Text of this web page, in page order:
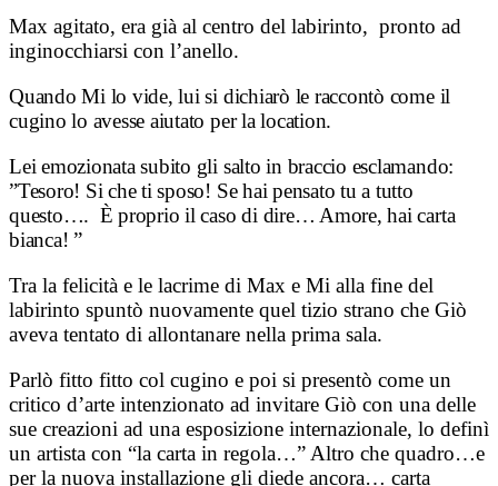
Max agitato, era già al centro del labirinto, pronto ad
inginocchiarsi con l’anello.
Quando Mi lo vide, lui si dichiarò le raccontò come il
cugino lo avesse aiutato per la location.
Lei emozionata subito gli salto in braccio esclamando:
”Tesoro! Si che ti sposo! Se hai pensato tu a tutto
questo…. È proprio il caso di dire… Amore, hai carta
bianca! ”
Tra la felicità e le lacrime di Max e Mi alla fine del
labirinto spuntò nuovamente quel tizio strano che Giò
aveva tentato di allontanare nella prima sala.
Parlò fitto fitto col cugino e poi si presentò come un
critico d’arte intenzionato ad invitare Giò con una delle
sue creazioni ad una esposizione internazionale, lo definì
un artista con “la carta in regola…” Altro che quadro…e
per la nuova installazione gli diede ancora… carta